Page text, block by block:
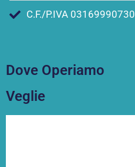
C.F./P.IVA 03169990730
Dove Operiamo
Veglie